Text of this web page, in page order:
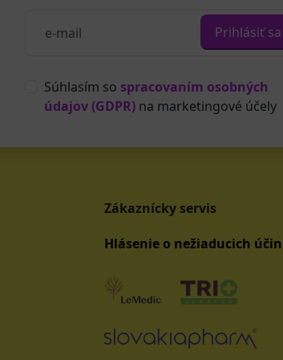
Prihlásiť sa
Súhlasím so spracovaním osobných
údajov (GDPR) na marketingové účely
Zákaznícky servis
Hlásenie o nežiaducich